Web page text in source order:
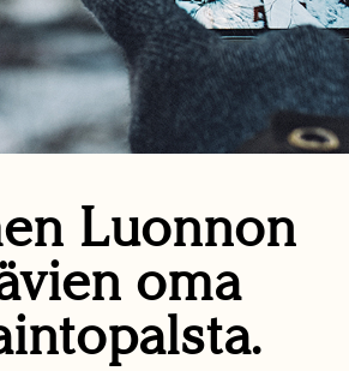
Luonnon
oma